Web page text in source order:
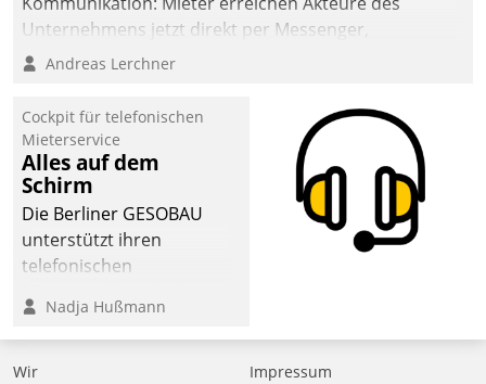
bewährte und Startup-
agile Projektmethoden.
Unternehmens jetzt direkt per Messenger,
Mitarbeiter oder Dienstleister empfangen oder
Andreas Lerchner
Cockpit für telefonischen
Mieterservice
Alles auf dem
Schirm
Die Berliner GESOBAU
unterstützt ihren
telefonischen
digitalen Cockpit, das
situationsbezogen
passende Fragen und
Nadja Hußmann
Wir
Impressum